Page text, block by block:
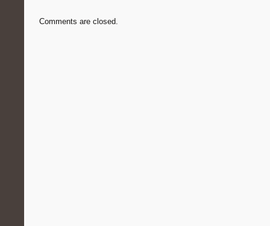
Comments are closed.